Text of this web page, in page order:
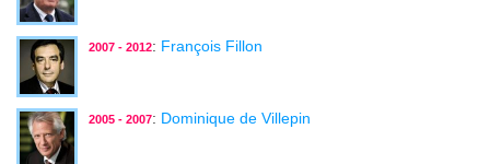
2007 - 2012: François Fillon
2005 - 2007: Dominique de Villepin